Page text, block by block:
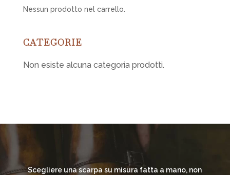
Nessun prodotto nel carrello.
CATEGORIE
Non esiste alcuna categoria prodotti.
Scegliere una scarpa su misura fatta a mano, non